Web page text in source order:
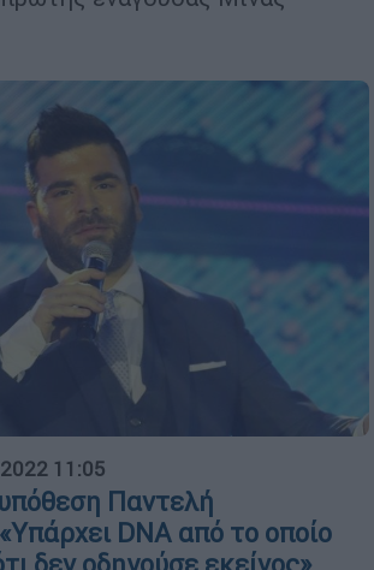
11:05
Παντελή
DNA από το οποίο